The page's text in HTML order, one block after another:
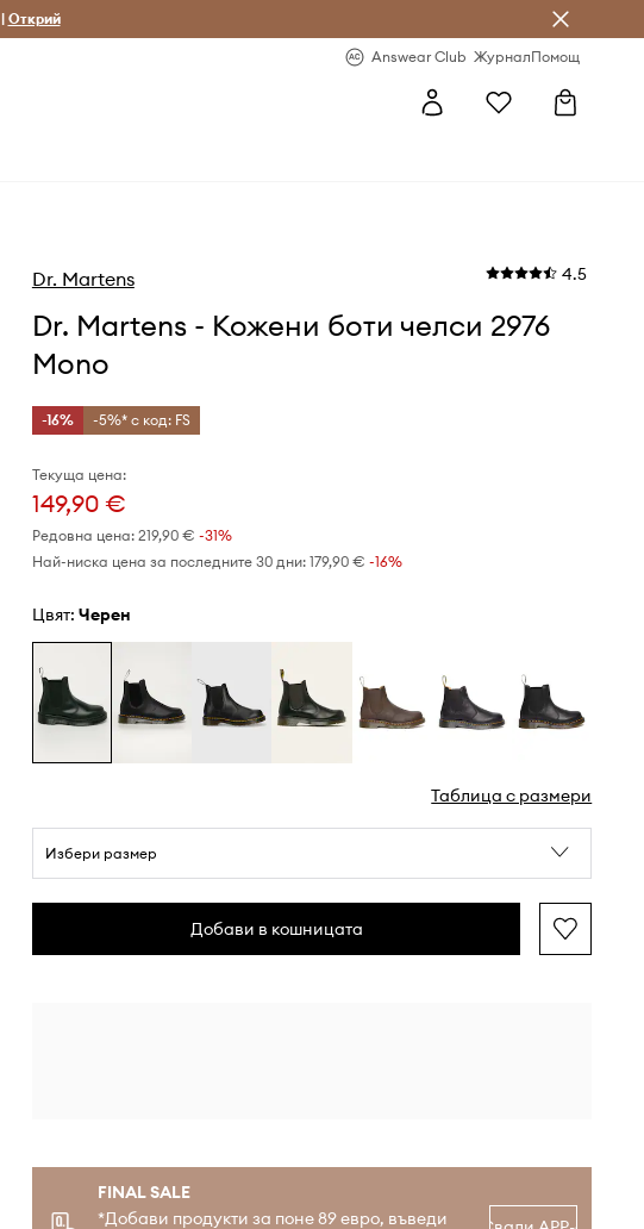
Открий
Answear Club ЖурналПомощ
Dr. Martens 4.5
Dr. Martens - Кожени боти челси 2976
Mono
-16% -5%* с код: FS
Текуща цена:
149,90 €
Редовна цена: 219,90 € -31%
Най-ниска цена за последните 30 дни: 179,90 € -16%
Цвят: черен
Таблица с размери
Избери размер
Добави в кошницата
FINAL SALE
*Добави продукти за поне 89 евро, въведи